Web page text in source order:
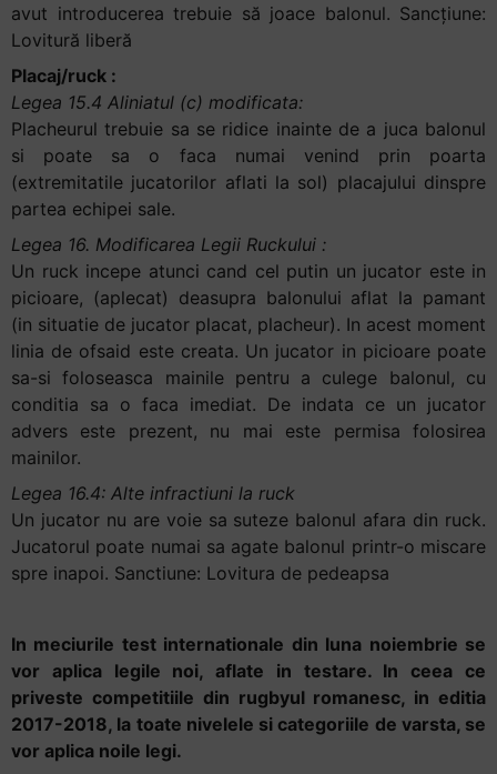
avut introducerea trebuie să joace balonul. Sancțiune:
Lovitură liberă
Placaj/ruck :
Legea 15.4 Aliniatul (c) modificata:
Placheurul trebuie sa se ridice inainte de a juca balonul
si poate sa o faca numai venind prin poarta
(extremitatile jucatorilor aflati la sol) placajului dinspre
partea echipei sale.
Legea 16. Modificarea Legii Ruckului :
Un ruck incepe atunci cand cel putin un jucator este in
picioare, (aplecat) deasupra balonului aflat la pamant
(in situatie de jucator placat, placheur). In acest moment
linia de ofsaid este creata. Un jucator in picioare poate
sa-si foloseasca mainile pentru a culege balonul, cu
conditia sa o faca imediat. De indata ce un jucator
advers este prezent, nu mai este permisa folosirea
mainilor.
Legea 16.4: Alte infractiuni la ruck
Un jucator nu are voie sa suteze balonul afara din ruck.
Jucatorul poate numai sa agate balonul printr-o miscare
spre inapoi. Sanctiune: Lovitura de pedeapsa
In meciurile test internationale din luna noiembrie se
vor aplica legile noi, aflate in testare. In ceea ce
priveste competitiile din rugbyul romanesc, in editia
2017-2018, la toate nivelele si categoriile de varsta, se
vor aplica noile legi.